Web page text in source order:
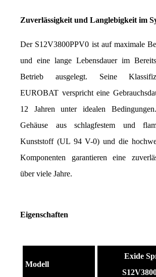
Zuverlässigkeit und Langlebigkeit im
Der S12V3800PPV0 ist auf maximale
und eine lange Lebensdauer im
Betrieb ausgelegt. Seine
EUROBAT verspricht eine
12 Jahren unter idealen
Gehäuse aus schlagfestem und
Kunststoff (UL 94 V-0) und die
Komponenten garantieren eine
über viele Jahre.
Eigenschaften
Modell
Exide